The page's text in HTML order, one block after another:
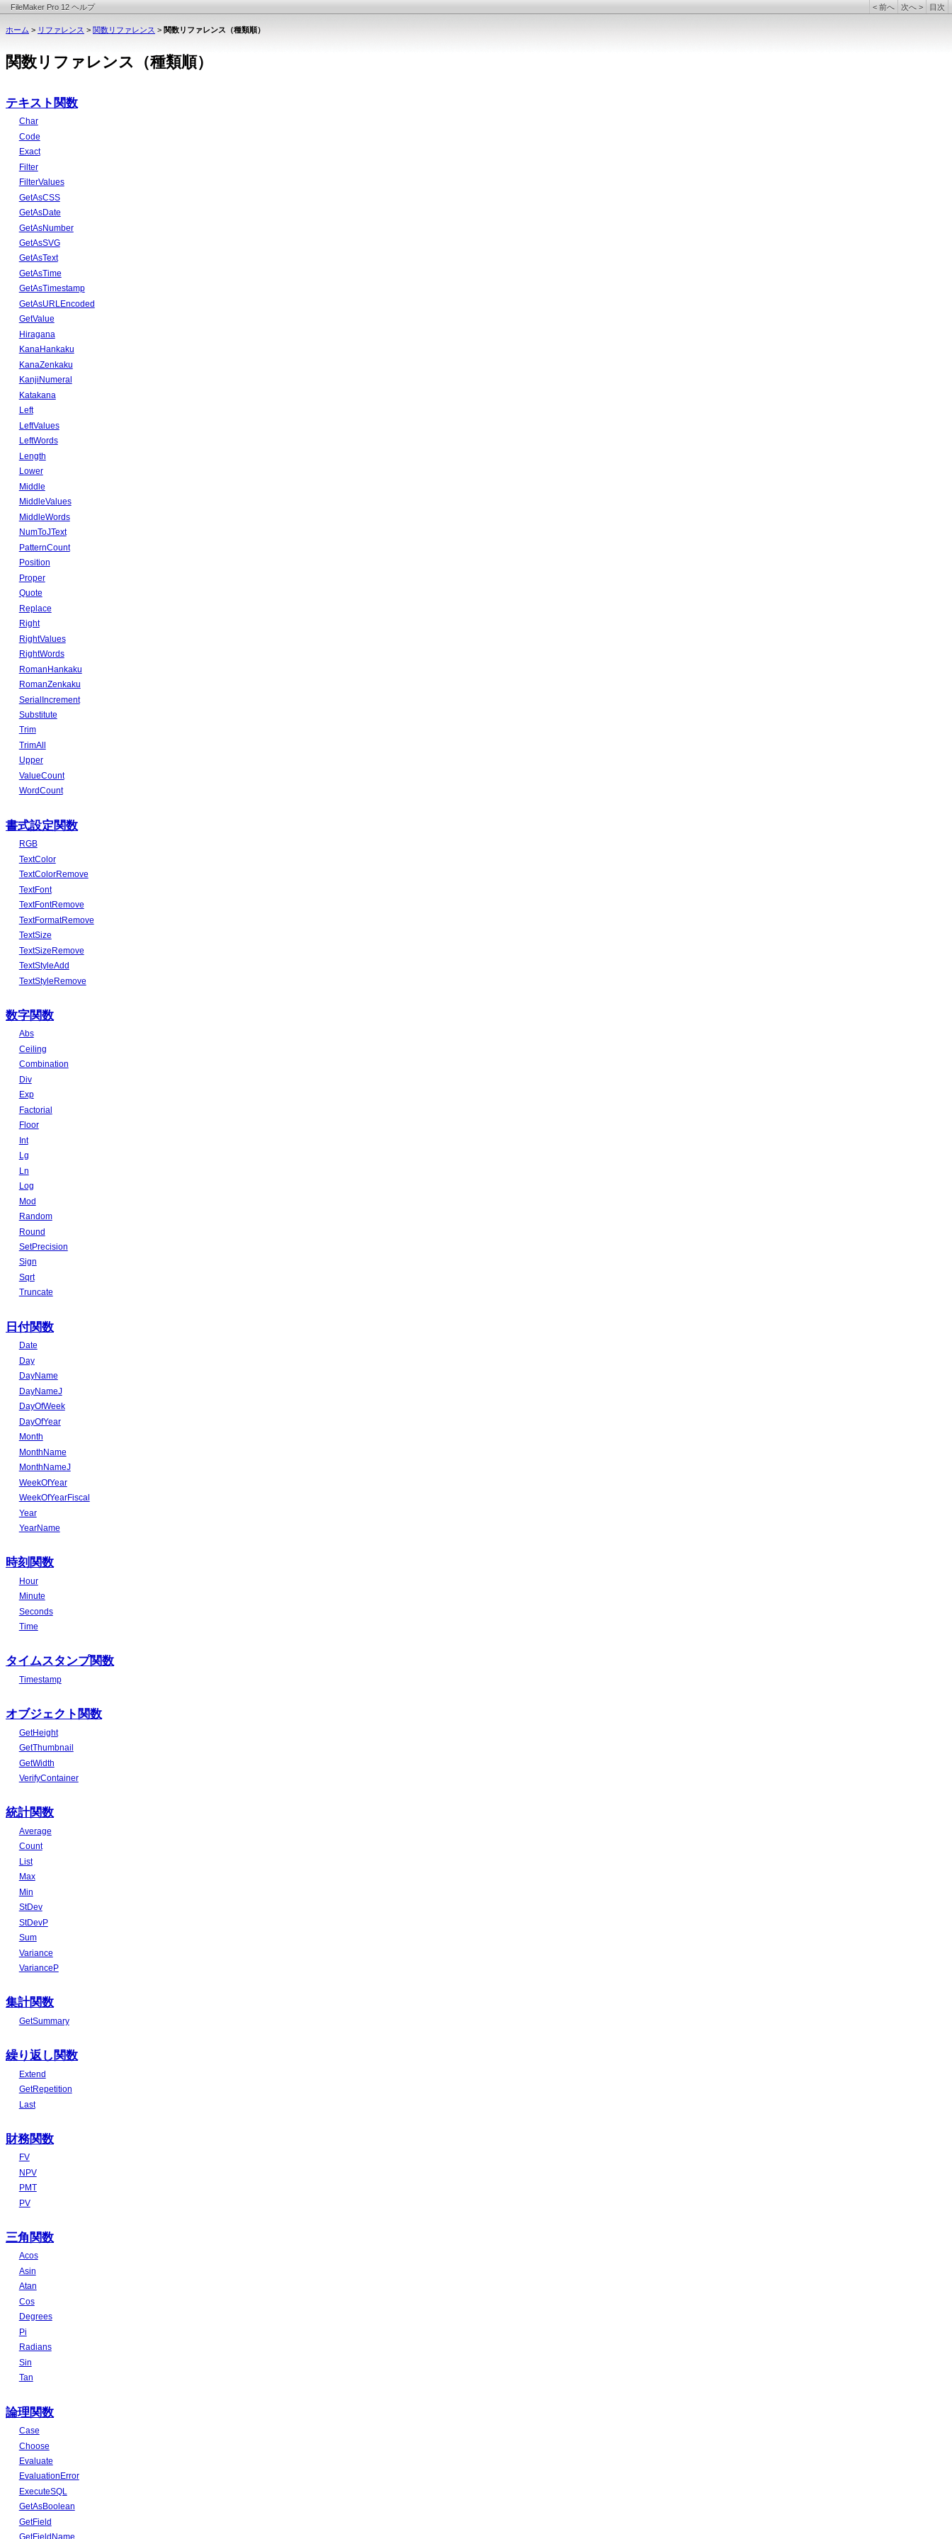
FileMaker Pro 12 ヘルプ 目次
次へ >
< 前へ
ホーム > リファレンス > 関数リファレンス > 関数リファレンス（種類順）
関数リファレンス（種類順）
テキスト関数
Char
Code
Exact
Filter
FilterValues
GetAsCSS
GetAsDate
GetAsNumber
GetAsSVG
GetAsText
GetAsTime
GetAsTimestamp
GetAsURLEncoded
GetValue
Hiragana
KanaHankaku
KanaZenkaku
KanjiNumeral
Katakana
Left
LeftValues
LeftWords
Length
Lower
Middle
MiddleValues
MiddleWords
NumToJText
PatternCount
Position
Proper
Quote
Replace
Right
RightValues
RightWords
RomanHankaku
RomanZenkaku
SerialIncrement
Substitute
Trim
TrimAll
Upper
ValueCount
WordCount
書式設定関数
RGB
TextColor
TextColorRemove
TextFont
TextFontRemove
TextFormatRemove
TextSize
TextSizeRemove
TextStyleAdd
TextStyleRemove
数字関数
Abs
Ceiling
Combination
Div
Exp
Factorial
Floor
Int
Lg
Ln
Log
Mod
Random
Round
SetPrecision
Sign
Sqrt
Truncate
日付関数
Date
Day
DayName
DayNameJ
DayOfWeek
DayOfYear
Month
MonthName
MonthNameJ
WeekOfYear
WeekOfYearFiscal
Year
YearName
時刻関数
Hour
Minute
Seconds
Time
タイムスタンプ関数
Timestamp
オブジェクト関数
GetHeight
GetThumbnail
GetWidth
VerifyContainer
統計関数
Average
Count
List
Max
Min
StDev
StDevP
Sum
Variance
VarianceP
集計関数
GetSummary
繰り返し関数
Extend
GetRepetition
Last
財務関数
FV
NPV
PMT
PV
三角関数
Acos
Asin
Atan
Cos
Degrees
Pi
Radians
Sin
Tan
論理関数
Case
Choose
Evaluate
EvaluationError
ExecuteSQL
GetAsBoolean
GetField